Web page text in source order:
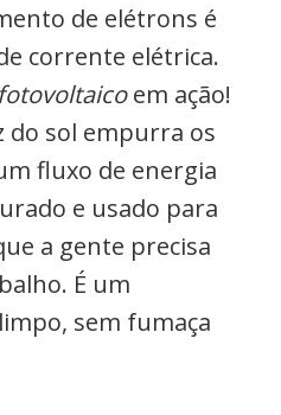
de elétrons é
corrente elétrica.
em ação!
do sol empurra os
fluxo de energia
e usado para
a gente precisa
É um
sem fumaça